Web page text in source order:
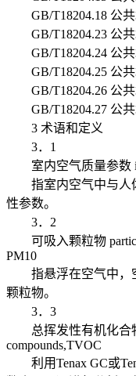
GB/T18204.18 公共
GB/T18204.23 公共
GB/T18204.24 公共
GB/T18204.25 公共
GB/T18204.26 公共
GB/T18204.27 公共
3 术语和定义
3．1
室内空气质量参数
指室内空气中与人
性参数。
3．2
可吸入颗粒物
PM10
指悬浮在空气中，空
颗粒物。
3．3
总挥发性有机化合物
compounds,TVOC
利用Tenax GC或